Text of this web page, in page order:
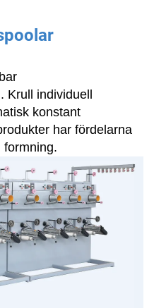
Krull individuell
konstant
har fördelarna
formning.